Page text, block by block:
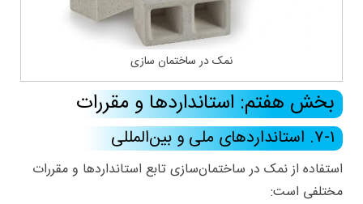
نمک در ساختمان سازی
بخش هفتم: استانداردها و مقررات
۷-۱. استانداردهای ملی و بین‌المللی
استفاده از نمک در ساختمان‌سازی تابع استانداردها و مقررات
مختلفی است: